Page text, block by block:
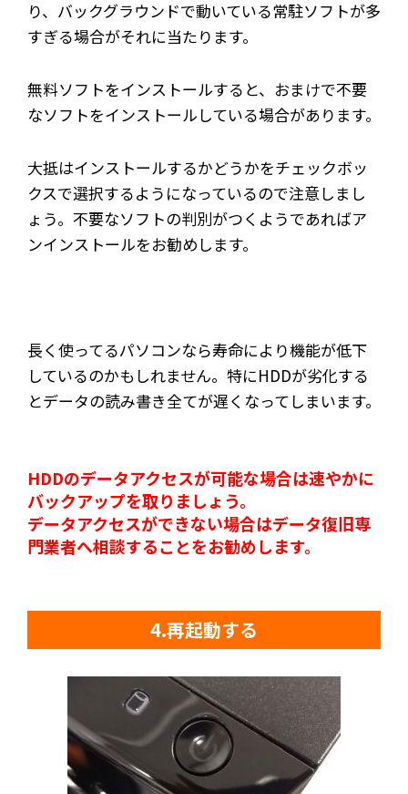
り、バックグラウンドで動いている常駐ソフトが多
すぎる場合がそれに当たります。
無料ソフトをインストールすると、おまけで不要
なソフトをインストールしている場合があります。
大抵はインストールするかどうかをチェックボッ
クスで選択するようになっているので注意しまし
ょう。不要なソフトの判別がつくようであればア
ンインストールをお勧めします。
長く使ってるパソコンなら寿命により機能が低下
しているのかもしれません。特にHDDが劣化する
とデータの読み書き全てが遅くなってしまいます。
HDDのデータアクセスが可能な場合は速やかに
バックアップを取りましょう。
データアクセスができない場合はデータ復旧専
門業者へ相談することをお勧めします。
4.再起動する